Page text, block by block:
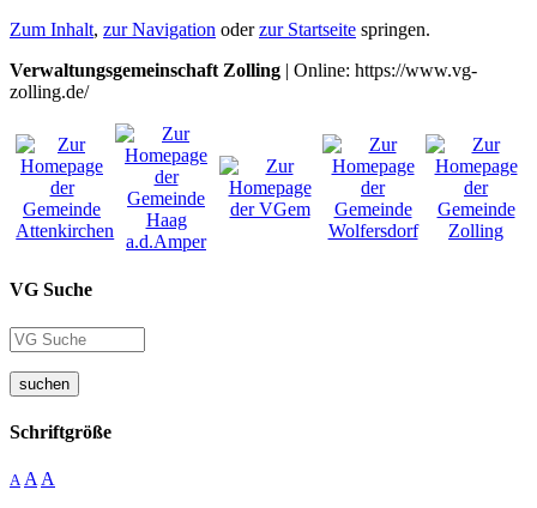
Zum Inhalt, zur Navigation oderzur Startseite springen.
Verwaltungsgemeinschaft Zolling | Online: https://www.vg-
zolling.de/
VG Suche
suchen
Schriftgröße
A A A